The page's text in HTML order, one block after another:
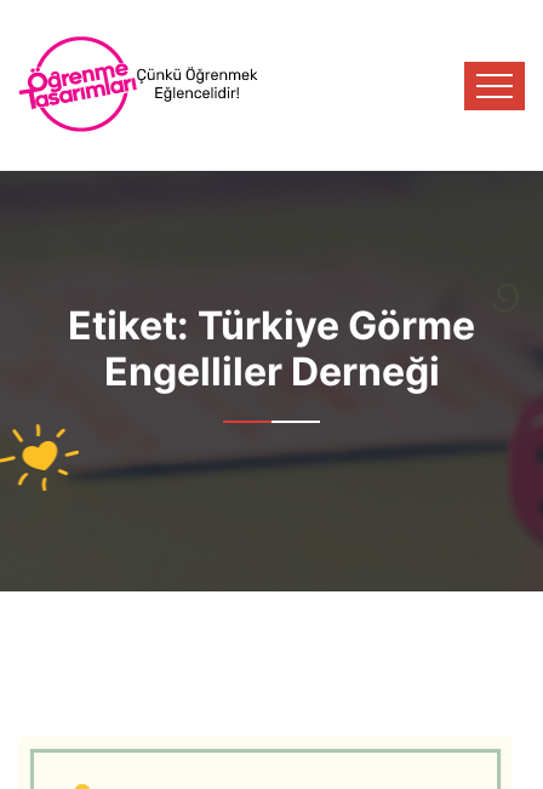
Etiket: Türkiye Görme
Engelliler Derneği